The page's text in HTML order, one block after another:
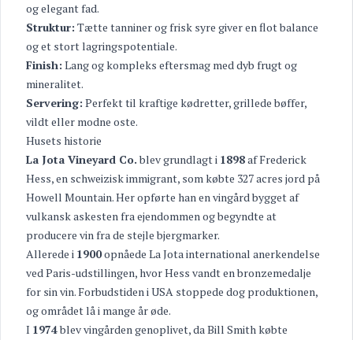
og elegant fad.
Struktur: Tætte tanniner og frisk syre giver en flot balance
og et stort lagringspotentiale.
Finish: Lang og kompleks eftersmag med dyb frugt og
mineralitet.
Servering: Perfekt til kraftige kødretter, grillede bøffer,
vildt eller modne oste.
Husets historie
La Jota Vineyard Co.blev grundlagt i 1898af Frederick
Hess, en schweizisk immigrant, som købte 327 acres jord på
Howell Mountain. Her opførte han en vingård bygget af
vulkansk askesten fra ejendommen og begyndte at
producere vin fra de stejle bjergmarker.
Allerede i 1900opnåede La Jota international anerkendelse
ved Paris-udstillingen, hvor Hess vandt en bronzemedalje
for sin vin. Forbudstiden i USA stoppede dog produktionen,
og området lå i mange år øde.
I 1974blev vingården genoplivet, da Bill Smith købte